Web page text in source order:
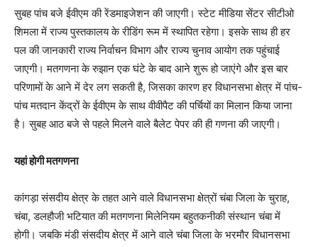
सुबह पांच बजे ईवीएम की रेंडमाइजेशन की जाएगी। स्टेट मीडिया सेंटर सीटीओ
शिमला में राज्य पुस्तकालय के रीडिंग रूम में स्थापित रहेगा। इसके साथ ही हर
पल की जानकारी राज्य निर्वाचन विभाग और राज्य चुनाव आयोग तक पहुंचाई
जाएगी। मतगणना के रुझान एक घंटे के बाद आने शुरू हो जाएंगे और इस बार
परिणामों के आने में देर लग सकती है, जिसका कारण हर विधानसभा क्षेत्र में पांच-
पांच मतदान केंद्रों के ईवीएम के साथ वीवीपैट की पर्चियों का मिलान किया जाना
है। सुबह आठ बजे से पहले मिलने वाले बैलेट पेपर की ही गणना की जाएगी।
यहां होगी मतगणना
कांगड़ा संसदीय क्षेत्र के तहत आने वाले विधानसभा क्षेत्रों चंबा जिला के चुराह,
चंबा, डलहौजी भटियात की मतगणना मिलेनियम बहुतकनीकी संस्थान चंबा में
होगी। जबकि मंडी संसदीय क्षेत्र में आने वाले चंबा जिला के भरमौर विधानसभा